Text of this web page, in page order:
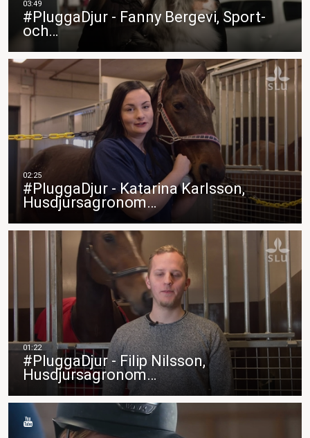
#PluggaDjur - Fanny Bergevi, Sport-
och…
#PluggaDjur - Katarina Karlsson,
Husdjursagronom…
#PluggaDjur - Filip Nilsson,
Husdjursagronom…